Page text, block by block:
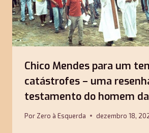
Chico Mendes para um
catástrofes – uma
testamento do homem
Por Zero à Esquerda dezembro 18,